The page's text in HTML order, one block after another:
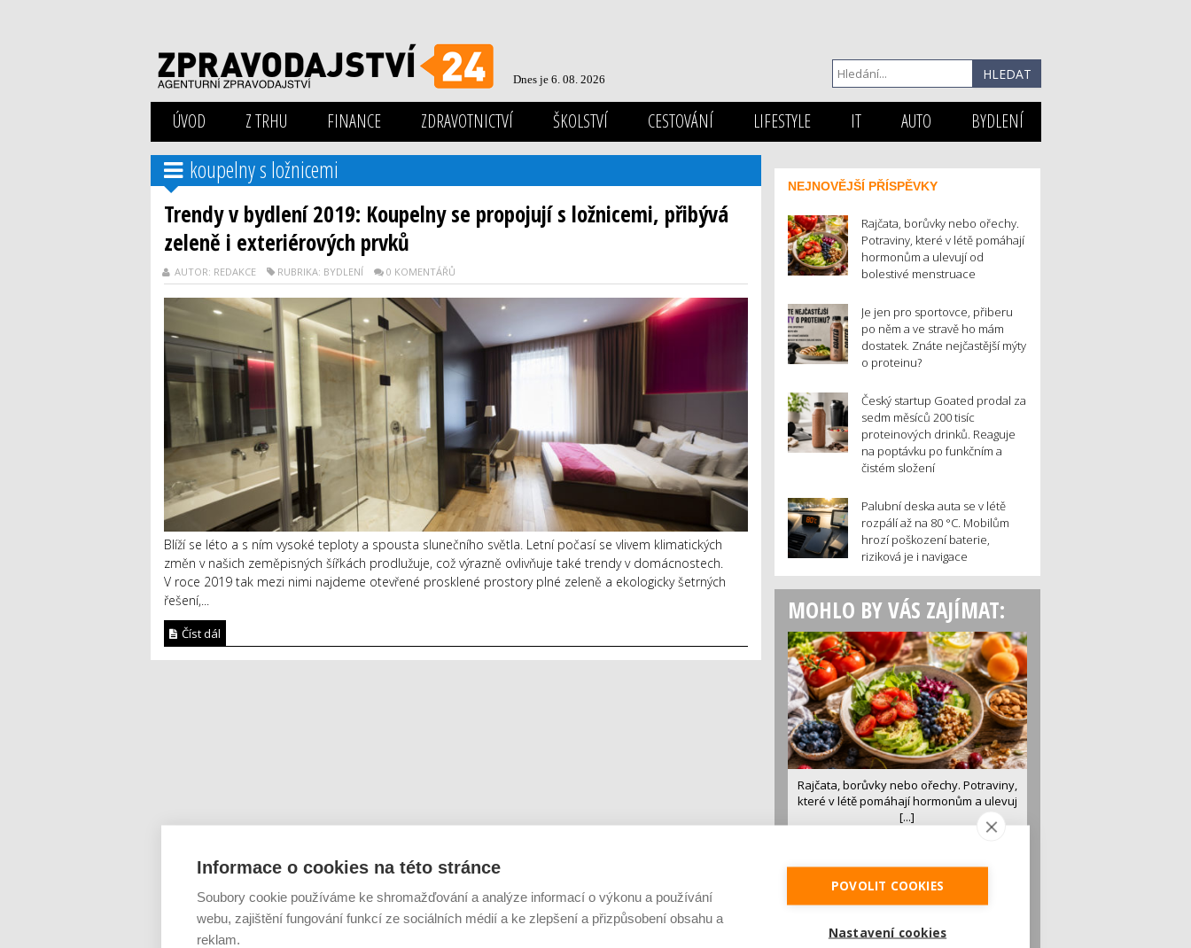
Dnes je 6. 08. 2026
ÚVOD Z TRHU FINANCE ZDRAVOTNICTVÍ ŠKOLSTVÍ CESTOVÁNÍ LIFESTYLE IT AUTO BYDLENÍ
koupelny s ložnicemi
Trendy v bydlení 2019: Koupelny se propojují s ložnicemi, přibývá
zeleně i exteriérových prvků
AUTOR: REDAKCE RUBRIKA: BYDLENÍ 0 KOMENTÁŘŮ
Blíží se léto a s ním vysoké teploty a spousta slunečního světla. Letní počasí se vlivem klimatických
změn v našich zeměpisných šířkách prodlužuje, což výrazně ovlivňuje také trendy v domácnostech.
V roce 2019 tak mezi nimi najdeme otevřené prosklené prostory plné zeleně a ekologicky šetrných
řešení,...
Číst dál
NEJNOVĚJŠÍ PŘÍSPĚVKY
Rajčata, borůvky nebo ořechy.
Potraviny, které v létě pomáhají
hormonům a ulevují od
bolestivé menstruace
Je jen pro sportovce, přiberu
po něm a ve stravě ho mám
dostatek. Znáte nejčastější mýty
o proteinu?
Český startup Goated prodal za
sedm měsíců 200 tisíc
proteinových drinků. Reaguje
na poptávku po funkčním a
čistém složení
Palubní deska auta se v létě
rozpálí až na 80 °C. Mobilům
hrozí poškození baterie,
riziková je i navigace
MOHLO BY VÁS ZAJÍMAT:
Rajčata, borůvky nebo ořechy. Potraviny,
které v létě pomáhají hormonům a ulevuj
[...]
luštěniny jsou práv...
Informace o cookies na této stránce
Soubory cookie používáme ke shromažďování a analýze informací o výkonu a používání
webu, zajištění fungování funkcí ze sociálních médií a ke zlepšení a přizpůsobení obsahu a
reklam.
POVOLIT COOKIES
Nastavení cookies